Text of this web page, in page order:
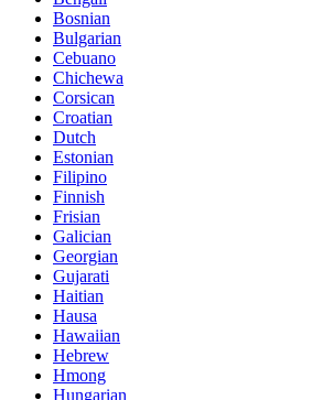
Bosnian
Bulgarian
Cebuano
Chichewa
Corsican
Croatian
Dutch
Estonian
Filipino
Finnish
Frisian
Galician
Georgian
Gujarati
Haitian
Hausa
Hawaiian
Hebrew
Hmong
Hungarian